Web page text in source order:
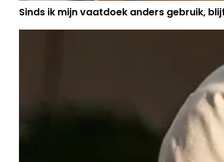
Sinds ik mijn vaatdoek anders gebruik,